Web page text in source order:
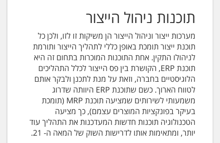
תוכנות ניהול הייצור
מערכות ייצור וניהול הייצור הן משיקות זו לזו, ולכן כל
תוכנת ייצור תומכת באופן כללי לתהליך הייצור ותורמת
לניהולו התקין. אחת התוכנות המוכרות בתחום זה היא
תוכנת ERP, הקושרת בין פס הייצור לכלל התהליכים
הלוגיסטיים בחברה, וזאת על מנת לתכנן ולבקר אותם
לטווח הארוך. כשם שתוכנת ERP היוותה שדרוג
משמעותי לשירותים שמציעה תוכנת MRP (תומכת
בעיקר בפונקציות המוצרים עצמם), כך מציעה
הטכנולוגיה תוכנות חדשות המעדכנות את התהליך עוד
יותר, ומתאימות אותו לדרישות השוק של המאה ה- 21.